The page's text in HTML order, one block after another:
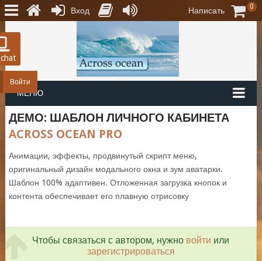
Войти
МЕНЮ
ДЕМО: ШАБЛОН ЛИЧНОГО КАБИНЕТА
ACROSS OCEAN PRO
Анимации, эффекты, продвинутый скрипт меню,
оригинальный дизайн модального окна и зум аватарки.
Шаблон 100% адаптивен. Отложенная загрузка кнопок и
контента обеспечивает его плавную отрисовку
Чтобы связаться с автором, нужно войти или
зарегистрироваться
Вход Написать 0